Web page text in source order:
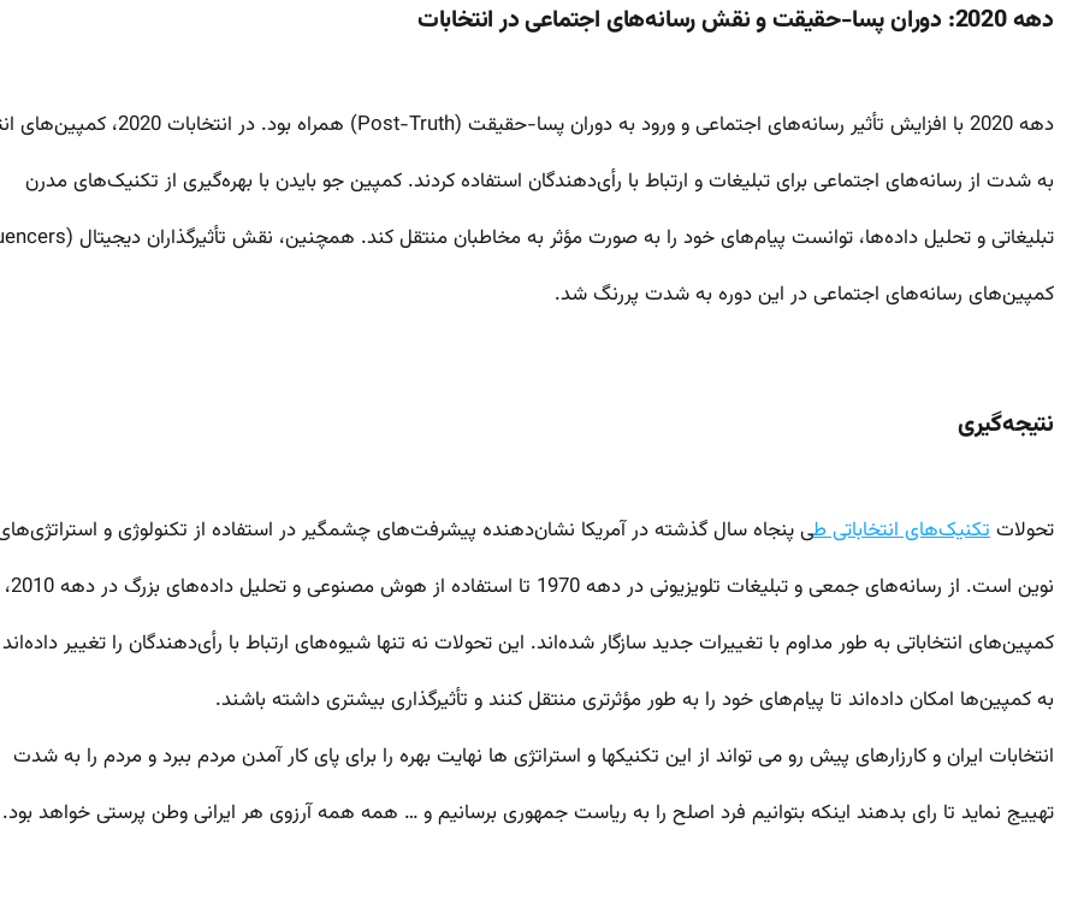
دهه 2020: دوران پسا-حقیقت و نقش رسانه‌های اجتماعی در انتخابات
دهه 2020 با افزایش تأثیر رسانه‌های اجتماعی و ورود به دوران پسا-حقیقت (Post-Truth) همراه بود. در انتخابات 2020، کمپین‌های انتخاباتی
به شدت از رسانه‌های اجتماعی برای تبلیغات و ارتباط با رأی‌دهندگان استفاده کردند. کمپین جو بایدن با بهره‌گیری از تکنیک‌های مدرن
تبلیغاتی و تحلیل داده‌ها، توانست پیام‌های خود را به صورت مؤثر به مخاطبان منتقل کند. همچنین، نقش تأثیرگذاران دیجیتال (Influencers) و
کمپین‌های رسانه‌های اجتماعی در این دوره به شدت پررنگ شد.
نتیجه‌گیری
تحولاتتکنیک‌های انتخاباتی طی پنجاه سال گذشته در آمریکا نشان‌دهنده پیشرفت‌های چشمگیر در استفاده از تکنولوژی و
نوین است. از رسانه‌های جمعی و تبلیغات تلویزیونی در دهه 1970 تا استفاده از هوش مصنوعی و تحلیل داده‌های بزرگ در دهه 2010،
کمپین‌های انتخاباتی به طور مداوم با تغییرات جدید سازگار شده‌اند. این تحولات نه تنها شیوه‌های ارتباط با رأی‌دهندگان را تغییر
به کمپین‌ها امکان داده‌اند تا پیام‌های خود را به طور مؤثرتری منتقل کنند و تأثیرگذاری بیشتری داشته باشند.
انتخابات ایران و کارزارهای پیش رو می تواند از این تکنیکها و استراتژی ها نهایت بهره را برای پای کار آمدن مردم ببرد و مردم را به شدت
تهییج نماید تا رای بدهند اینکه بتوانیم فرد اصلح را به ریاست جمهوری برسانیم و … همه همه آرزوی هر ایرانی وطن پرستی خواهد بود.